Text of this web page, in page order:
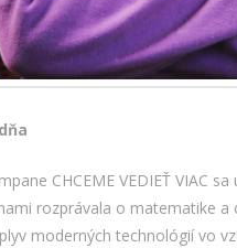
CHCEME VEDIEŤ VIAC
rozprávala o matematike a
moderných technológií vo